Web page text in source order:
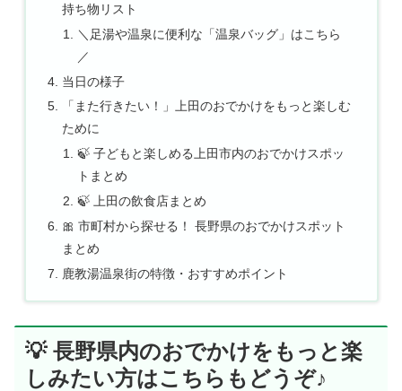
持ち物リスト
＼足湯や温泉に便利な「温泉バッグ」はこちら
／
当日の様子
「また行きたい！」上田のおでかけをもっと楽しむ
ために
🍃 子どもと楽しめる上田市内のおでかけスポッ
トまとめ
🍃 上田の飲食店まとめ
🎀 市町村から探せる！ 長野県のおでかけスポット
まとめ
鹿教湯温泉街の特徴・おすすめポイント
💡 長野県内のおでかけをもっと楽
しみたい方はこちらもどうぞ♪